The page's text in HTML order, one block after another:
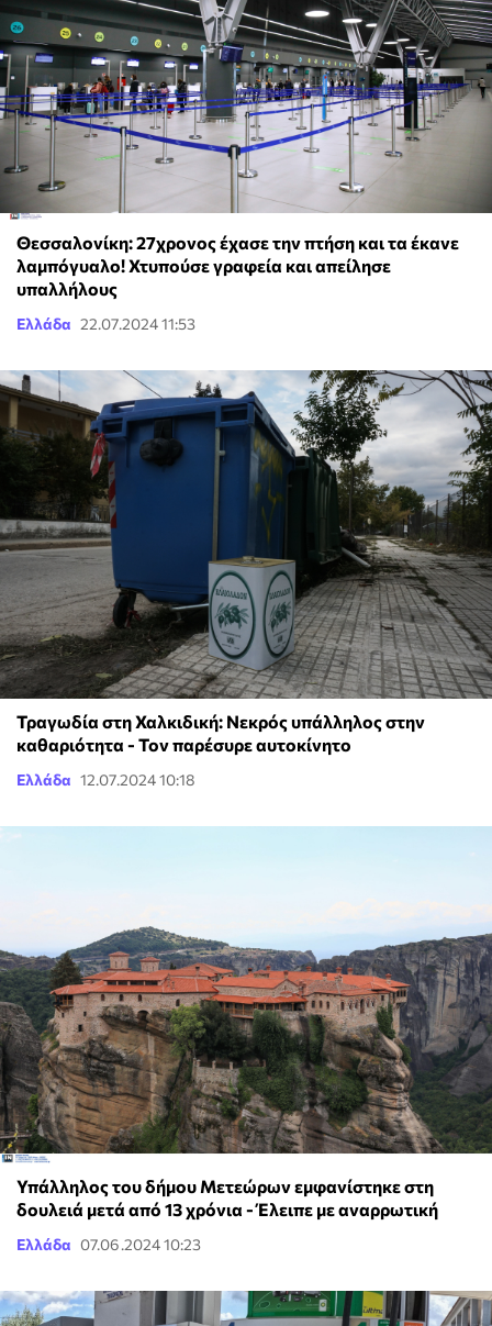
Θεσσαλονίκη: 27χρονος έχασε την πτήση και τα έκανε
λαμπόγυαλο! Χτυπούσε γραφεία και απείλησε
υπαλλήλους
Ελλάδα 22.07.2024 11:53
Τραγωδία στη Χαλκιδική: Νεκρός υπάλληλος στην
καθαριότητα - Τον παρέσυρε αυτοκίνητο
Ελλάδα 12.07.2024 10:18
Υπάλληλος του δήμου Μετεώρων εμφανίστηκε στη
δουλειά μετά από 13 χρόνια - Έλειπε με αναρρωτική
Ελλάδα 07.06.2024 10:23